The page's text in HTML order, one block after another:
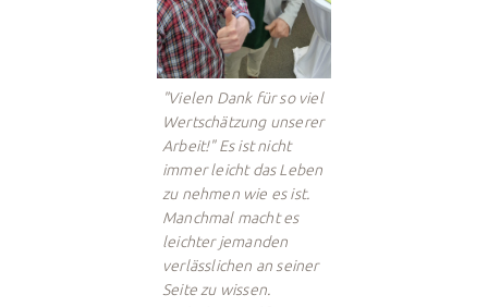
"Vielen Dank für so viel
Wertschätzung unserer
Arbeit!" Es ist nicht
immer leicht das Leben
zu nehmen wie es ist.
Manchmal macht es
leichter jemanden
verlässlichen an seiner
Seite zu wissen.